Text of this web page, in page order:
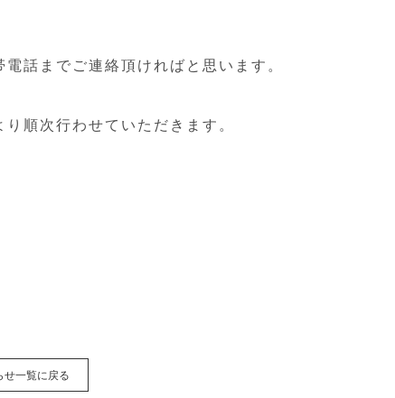
話までご連絡頂ければと思います。
順次行わせていただきます。
せ一覧に戻る